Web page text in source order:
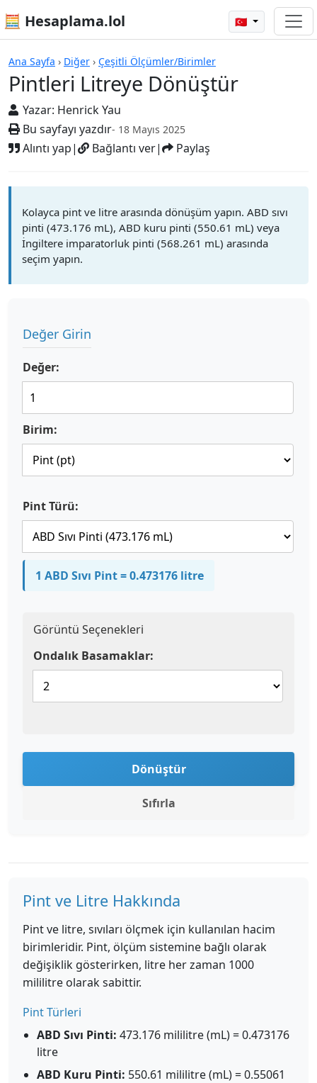
🧮 Hesaplama.lol 🇹🇷
Ana Sayfa › Diğer › Çeşitli Ölçümler/Birimler
Pintleri Litreye Dönüştür
Yazar: Henrick Yau
Bu sayfayı yazdır- 18 Mayıs 2025
Alıntı yap| Bağlantı ver| Paylaş
Hesap Makineleri
Kolayca pint ve litre arasında dönüşüm yapın. ABD sıvı
pinti (473.176 mL), ABD kuru pinti (550.61 mL) veya
İngiltere imparatorluk pinti (568.261 mL) arasında
seçim yapın.
Değer Girin
Değer:
Birim:
Pint Türü:
1 ABD Sıvı Pint = 0.473176 litre
Görüntü Seçenekleri
Ondalık Basamaklar:
Dönüştür
Sıfırla
Pint ve Litre Hakkında
Pint ve litre, sıvıları ölçmek için kullanılan hacim
birimleridir. Pint, ölçüm sistemine bağlı olarak
değişiklik gösterirken, litre her zaman 1000
mililitre olarak sabittir.
Pint Türleri
ABD Sıvı Pinti: 473.176 mililitre (mL) = 0.473176
litre
ABD Kuru Pinti: 550.61 mililitre (mL) = 0.55061